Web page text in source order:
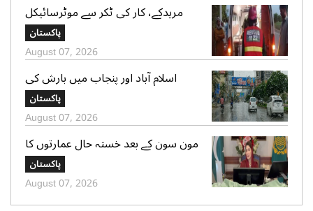
مریدکے، کار کی ٹکر سے موٹرسائیکل
سوار 2 دوست جاں بحق، بچہ شدید
زخمی
پاکستان
August 07, 2026
اسلام آباد اور پنجاب میں بارش کی
پیشگوئی، کراچی میں بوندا باندی کا
امکان
پاکستان
August 07, 2026
مون سون کے بعد خستہ حال عمارتوں کا
سروے کرایا جائے، وزیراعلی پنجاب کی
ہدایت
پاکستان
August 07, 2026